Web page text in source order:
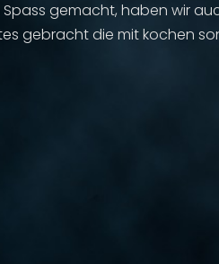
gemacht, haben wir
gebracht die mit kochen